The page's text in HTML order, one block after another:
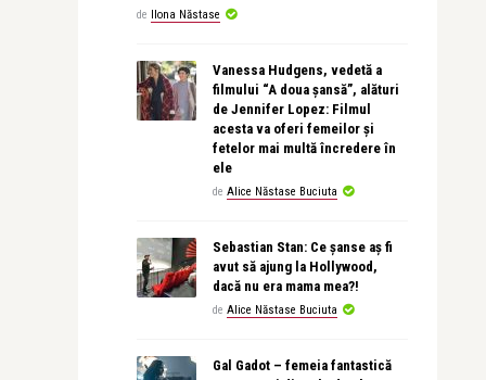
de Ilona Năstase
Vanessa Hudgens, vedetă a
filmului “A doua șansă”, alături
de Jennifer Lopez: Filmul
acesta va oferi femeilor și
fetelor mai multă încredere în
ele
de Alice Năstase Buciuta
Sebastian Stan: Ce șanse aș fi
avut să ajung la Hollywood,
dacă nu era mama mea?!
de Alice Năstase Buciuta
Gal Gadot – femeia fantastică